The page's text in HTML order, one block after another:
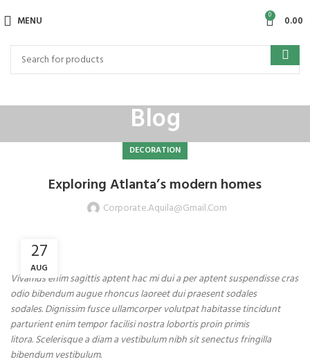
MENU 0 0.00
Blog
DECORATION
Exploring Atlanta’s modern homes
Corporate.aquila@gmail.com
27
AUG
Vivamus enim sagittis aptent hac mi dui a per aptent suspendisse cras
odio bibendum augue rhoncus laoreet dui praesent sodales
sodales. Dignissim fusce ullamcorper volutpat habitasse tincidunt
parturient enim tempor facilisi nostra lobortis proin primis
litora. Scelerisque a diam a vestibulum nibh sit senectus fringilla
bibendum vestibulum.